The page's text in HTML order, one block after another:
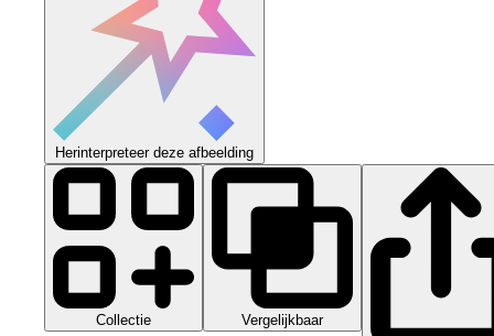
Herinterpreteer deze afbeelding
Collectie Vergelijkbaar